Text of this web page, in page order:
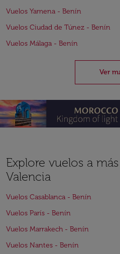
Vuelos Yamena - Benín
Vuelos Ciudad de Túnez - Benín
Vuelos Málaga - Benín
Ver
Explore vuelos a
Valencia
Vuelos Casablanca - Benín
Vuelos París - Benín
Vuelos Marrakech - Benín
Vuelos Nantes - Benín